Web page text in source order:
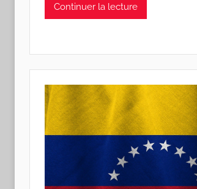
P
o
o
s
S
Continuer la lecture